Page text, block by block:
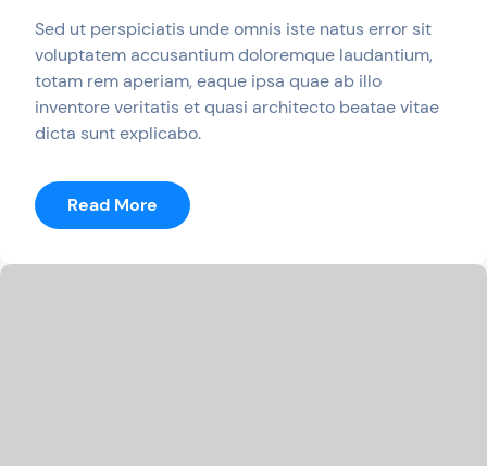
Sed ut perspiciatis unde omnis iste natus error sit
voluptatem accusantium doloremque laudantium,
totam rem aperiam, eaque ipsa quae ab illo
inventore veritatis et quasi architecto beatae vitae
dicta sunt explicabo.
Read More
Martin